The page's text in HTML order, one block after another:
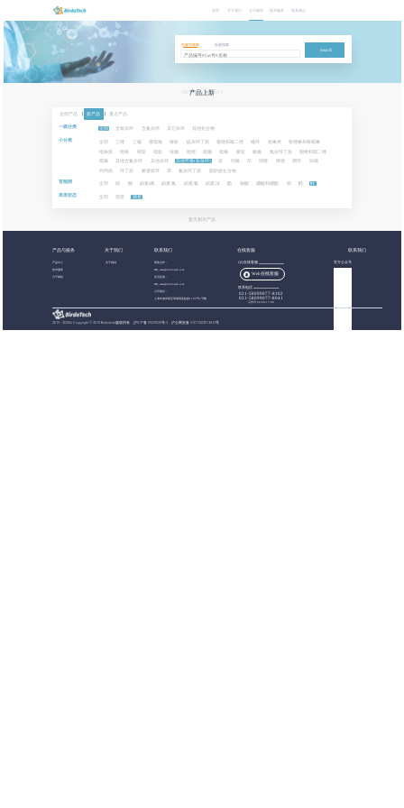
首页 关于我们 分子砌块 技术服务 联系我们
关键字搜索
批量搜索
Search
NEW PRODUCTS
产品上新
全部产品 新产品 重点产品
一级分类 全部 含氧杂环 含氮杂环 其它杂环 其他化合物
小分类 全部 三唑 三嗪 硫杂环丁烷 噻唑和噻二唑 螺环 喹啉类 喹唑啉和喹喔啉
吡咯烷 吡咯 哒嗪 吡唑 氧杂环丁烷 噁唑和噁二唑
噁嗪 其他含氮杂环 其他杂环 其他芳香(非杂环) 吲哚 茚 吲唑 咪唑 稠环
环丙烷 环丁烷 桥接双环 苯 氮杂环丁烷 脂肪族化合物
官能团 全部 腈 酮 卤素:碘 卤素:氟 卤素:氯 卤素:溴 酯 羧酸 硼酸和硼酯 胺 醛 醇
库库状态 全部 现货 期货
暂无相关产品
产品与服务 关于我们 联系我们 在线客服 联系我们
产品中心
技术服务
分子砌块
关于都创
商务合作：
BB_sales@birdotech.com
意见反馈：
BB_sales@birdotech.com
公司地址：
上海市浦东新区周浦镇蓝靛路1199号1号楼
QQ在线客服
Web在线客服
联系电话
021-58099077-8102
021-58099077-8041
工作日 09:00-17:00
官方公众号
2015 - 2023© Copyright © 2019 Birdotech版权所有 , 沪ICP备15032529号-2 沪公网安备 31011502016361号